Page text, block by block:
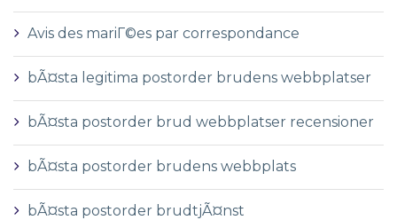
Avis des mariГ©es par correspondance
bÃ¤sta legitima postorder brudens webbplatser
bÃ¤sta postorder brud webbplatser recensioner
bÃ¤sta postorder brudens webbplats
bÃ¤sta postorder brudtjÃ¤nst